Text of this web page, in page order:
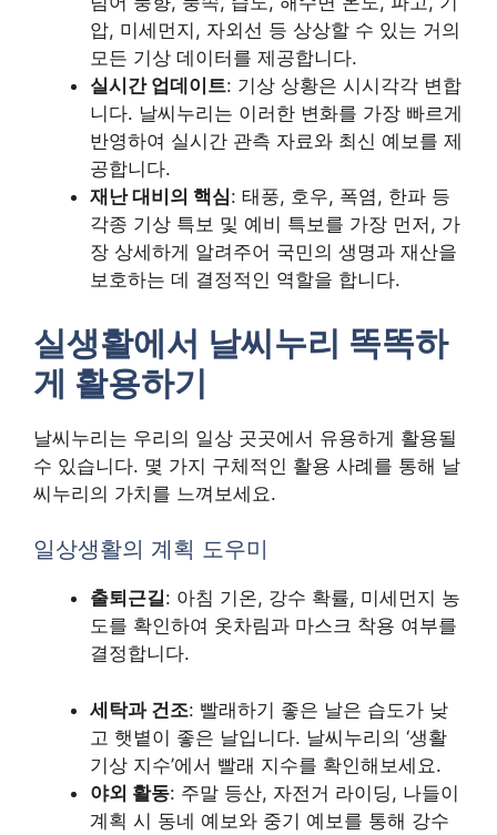
압, 미세먼지, 자외선 등 상상할 수 있는 거의
모든 기상 데이터를 제공합니다.
실시간 업데이트: 기상 상황은 시시각각 변합
니다. 날씨누리는 이러한 변화를 가장 빠르게
반영하여 실시간 관측 자료와 최신 예보를 제
공합니다.
재난 대비의 핵심: 태풍, 호우, 폭염, 한파 등
각종 기상 특보 및 예비 특보를 가장 먼저, 가
장 상세하게 알려주어 국민의 생명과 재산을
보호하는 데 결정적인 역할을 합니다.
실생활에서 날씨누리 똑똑하
게 활용하기
날씨누리는 우리의 일상 곳곳에서 유용하게 활용될
수 있습니다. 몇 가지 구체적인 활용 사례를 통해 날
씨누리의 가치를 느껴보세요.
일상생활의 계획 도우미
출퇴근길: 아침 기온, 강수 확률, 미세먼지 농
도를 확인하여 옷차림과 마스크 착용 여부를
결정합니다.
세탁과 건조: 빨래하기 좋은 날은 습도가 낮
고 햇볕이 좋은 날입니다. 날씨누리의 ‘생활
기상 지수’에서 빨래 지수를 확인해보세요.
야외 활동: 주말 등산, 자전거 라이딩, 나들이
계획 시 동네 예보와 중기 예보를 통해 강수